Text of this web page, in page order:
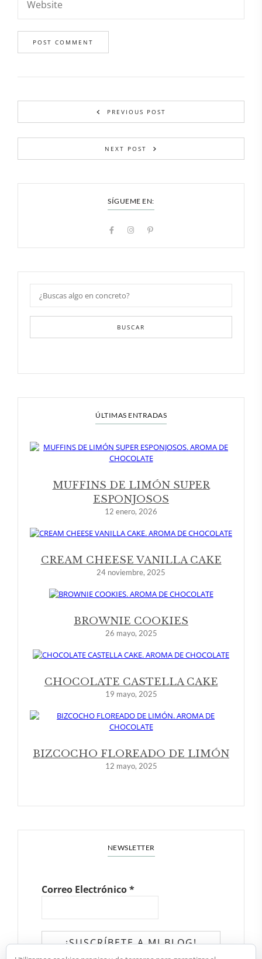
PREVIOUS POST
NEXT POST
SÍGUEME EN:
BUSCAR
ÚLTIMAS ENTRADAS
MUFFINS DE LIMÓN SUPER
ESPONJOSOS
12 enero, 2026
CREAM CHEESE VANILLA CAKE
24 noviembre, 2025
BROWNIE COOKIES
26 mayo, 2025
CHOCOLATE CASTELLA CAKE
19 mayo, 2025
BIZCOCHO FLOREADO DE LIMÓN
12 mayo, 2025
NEWSLETTER
Correo Electrónico*